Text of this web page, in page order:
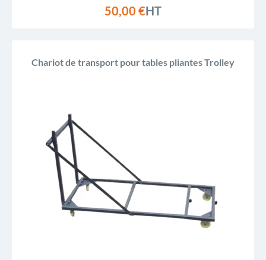
50,00 €HT
Chariot de transport pour tables pliantes Trolley